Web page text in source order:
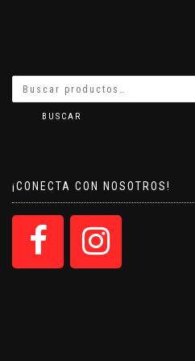
BUSCAR
¡CONECTA CON NOSOTROS!